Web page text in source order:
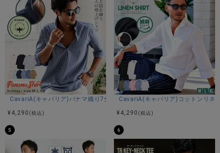
CavariA(キャバリア)パナマ織り7分袖カプリシャツ/全9色
¥ 4,290 (税込)
CavariA(キャバリア)コットンリネ
¥ 4,290 (税込)
5 6